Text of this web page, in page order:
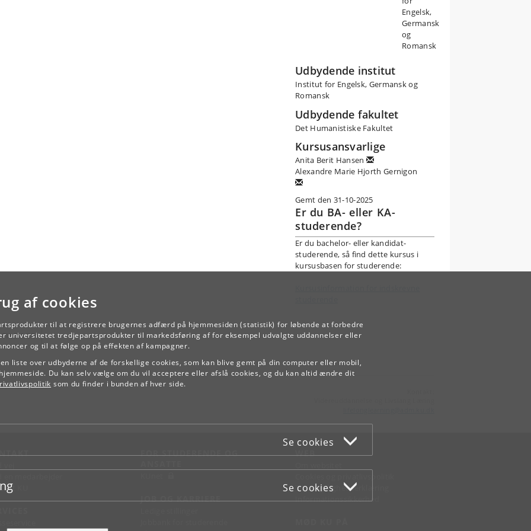
af cookies
til at registrere brugernes adfærd på hjemmesiden (statistik) for løbende at forbedre
universitetet tredjepartsprodukter til markedsføring af for eksempel udvalgte uddannelser eller
og til at følge op på effekten af kampagner.
liste over udbyderne af de forskellige cookies, som kan blive gemt på din computer eller mobil,
Du kan selv vælge om du vil acceptere eller afslå cookies, og du kan altid ændre dit
som du finder i bunden af hver side.
Se cookies
Se cookies
cours est pluridisciplinaire et mélange sciences politiques, relations internationales et histoire à travers
des aspects politiques, historiques, sociaux, linguistiques, culturels, économiques et sécuritaires des
Engelsk,
Germansk
og
Romansk
Udbydende institut
Institut for Engelsk, Germansk og
Romansk
Udbydende fakultet
Det Humanistiske Fakultet
Kursusansvarlige
Anita Berit Hansen
Alexandre Marie Hjorth Gernigon
Gemt den 31-10-2025
Er du BA- eller KA-
studerende?
Er du bachelor- eller kandidat-
studerende, så find dette kursus i
kursusbasen for studerende:
TILBAGE
KU
FOR STUDERENDE OG
JOB OG KARRIERE
WEB
Tilgængelighedserklæring
Informationssikkerhed